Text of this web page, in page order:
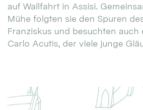
auf Wallfahrt in Assisi.
Mühe folgten sie den Spuren
Franziskus und besuchten auch
Carlo Acutis, der viele junge